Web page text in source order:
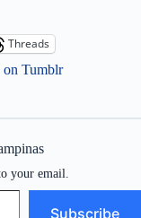
Threads
on Tumblr
your email.
Subscribe